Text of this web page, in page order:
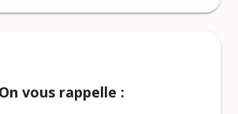
On vous rappelle :